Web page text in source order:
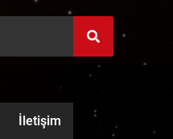
İletişim